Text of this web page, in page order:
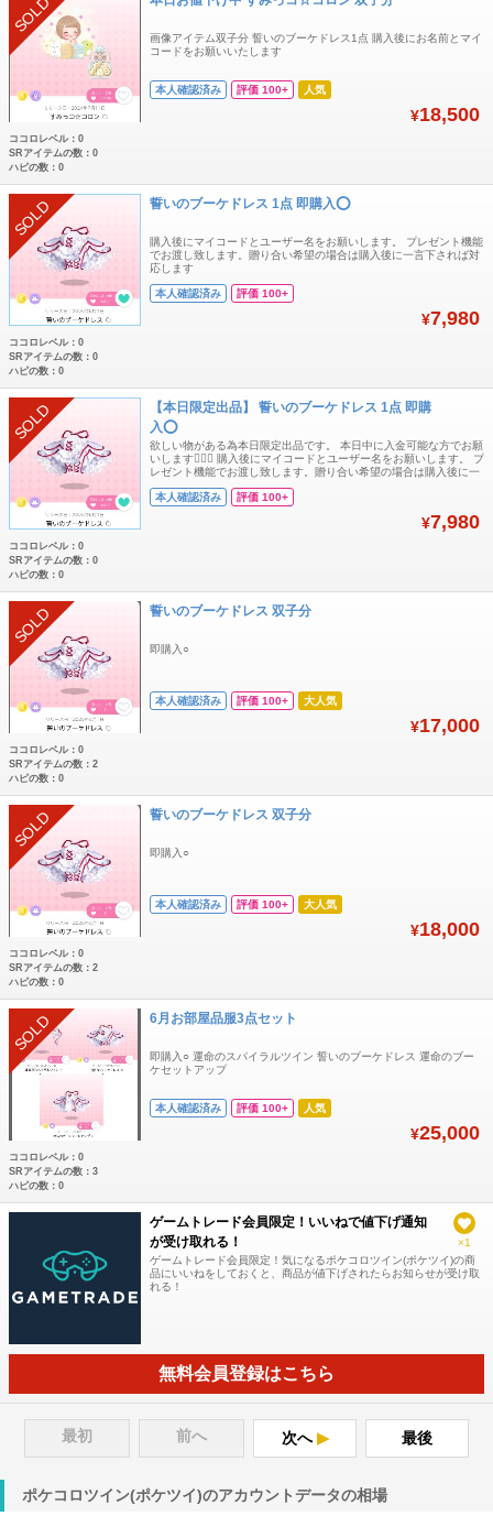
SOLD
画像アイテム双子分 誓いのブーケドレス1点 購入後にお名前とマイ
コードをお願いいたします
本人確認済み 評価 100+ 人気
¥18,500
ココロレベル：0
SRアイテムの数：0
ハピの数：0
SOLD 誓いのブーケドレス 1点 即購入️⭕️
購入後にマイコードとユーザー名をお願いします。 プレゼント機能
でお渡し致します。贈り合い希望の場合は購入後に一言下されば対
応します
本人確認済み 評価 100+
¥7,980
ココロレベル：0
SRアイテムの数：0
ハピの数：0
SOLD
【本日限定出品】 誓いのブーケドレス 1点 即購
入️⭕️
欲しい物がある為本日限定出品です。 本日中に入金可能な方でお願
いします🙇🏻‍♀️‪‪ 購入後にマイコードとユーザー名をお願いします。 プ
レゼント機能でお渡し致します。贈り合い希望の場合は購入後に一
本人確認済み
評価 100+
¥7,980
ココロレベル：0
SRアイテムの数：0
ハピの数：0
SOLD 誓いのブーケドレス 双子分
即購入○
本人確認済み 評価 100+ 大人気
¥17,000
ココロレベル：0
SRアイテムの数：2
ハピの数：0
SOLD 誓いのブーケドレス 双子分
即購入○
本人確認済み 評価 100+ 大人気
¥18,000
ココロレベル：0
SRアイテムの数：2
ハピの数：0
SOLD 6月お部屋品服3点セット
即購入○ 運命のスパイラルツイン 誓いのブーケドレス 運命のブー
ケセットアップ
本人確認済み 評価 100+ 人気
¥25,000
ココロレベル：0
SRアイテムの数：3
ハピの数：0
ゲームトレード会員限定！いいねで値下げ通知
が受け取れる！
ゲームトレード会員限定！気になるポケコロツイン(ポケツイ)の商
品にいいねをしておくと、商品が値下げされたらお知らせが受け取
れる！
×1
無料会員登録はこちら
最初 前へ 次へ 最後
ポケコロツイン(ポケツイ)のアカウントデータの相場